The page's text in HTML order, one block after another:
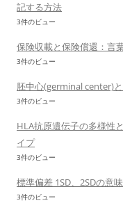
記する方法
3件のビュー
保険収載と保険償還：言
3件のビュー
胚中心(germinal center)と
3件のビュー
HLA抗原遺伝子の多様性
イプ
3件のビュー
標準偏差 1SD、2SDの意
3件のビュー